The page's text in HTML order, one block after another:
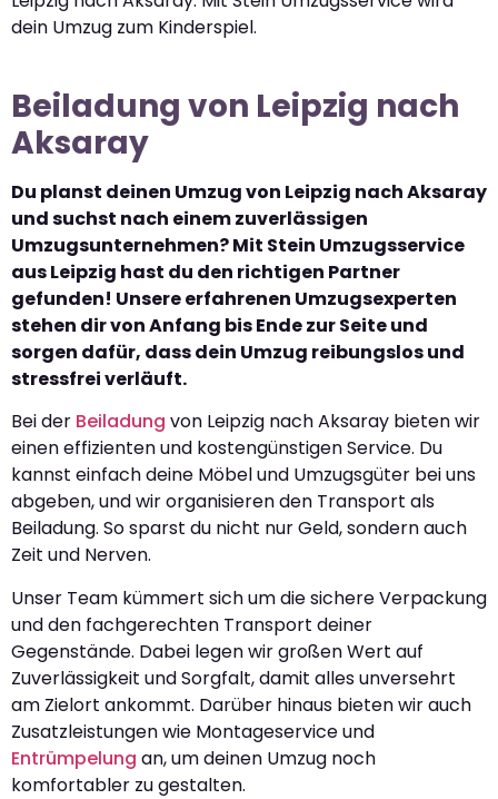
dein Umzug zum Kinderspiel.
Beiladung von Leipzig nach
Aksaray
Du planst deinen Umzug von Leipzig nach Aksaray
und suchst nach einem zuverlässigen
Umzugsunternehmen? Mit Stein Umzugsservice
aus Leipzig hast du den richtigen Partner
gefunden! Unsere erfahrenen Umzugsexperten
stehen dir von Anfang bis Ende zur Seite und
sorgen dafür, dass dein Umzug reibungslos und
stressfrei verläuft.
Bei der Beiladung von Leipzig nach Aksaray bieten wir
einen effizienten und kostengünstigen Service. Du
kannst einfach deine Möbel und Umzugsgüter bei uns
abgeben, und wir organisieren den Transport als
Beiladung. So sparst du nicht nur Geld, sondern auch
Zeit und Nerven.
Unser Team kümmert sich um die sichere Verpackung
und den fachgerechten Transport deiner
Gegenstände. Dabei legen wir großen Wert auf
Zuverlässigkeit und Sorgfalt, damit alles unversehrt
am Zielort ankommt. Darüber hinaus bieten wir auch
Zusatzleistungen wie Montageservice und
Entrümpelung an, um deinen Umzug noch
komfortabler zu gestalten.